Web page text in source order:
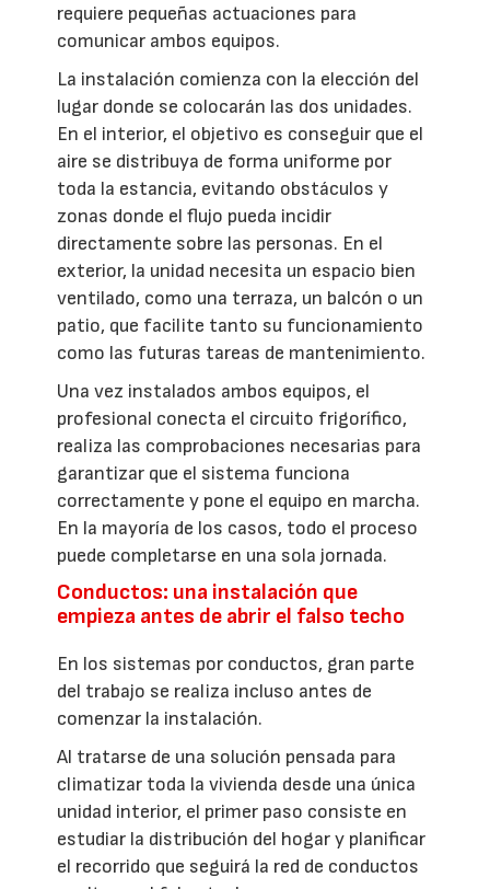
requiere pequeñas actuaciones para
comunicar ambos equipos.
La instalación comienza con la elección del
lugar donde se colocarán las dos unidades.
En el interior, el objetivo es conseguir que el
aire se distribuya de forma uniforme por
toda la estancia, evitando obstáculos y
zonas donde el flujo pueda incidir
directamente sobre las personas. En el
exterior, la unidad necesita un espacio bien
ventilado, como una terraza, un balcón o un
patio, que facilite tanto su funcionamiento
como las futuras tareas de mantenimiento.
Una vez instalados ambos equipos, el
profesional conecta el circuito frigorífico,
realiza las comprobaciones necesarias para
garantizar que el sistema funciona
correctamente y pone el equipo en marcha.
En la mayoría de los casos, todo el proceso
puede completarse en una sola jornada.
Conductos: una instalación que
empieza antes de abrir el falso techo
En los sistemas por conductos, gran parte
del trabajo se realiza incluso antes de
comenzar la instalación.
Al tratarse de una solución pensada para
climatizar toda la vivienda desde una única
unidad interior, el primer paso consiste en
estudiar la distribución del hogar y planificar
el recorrido que seguirá la red de conductos